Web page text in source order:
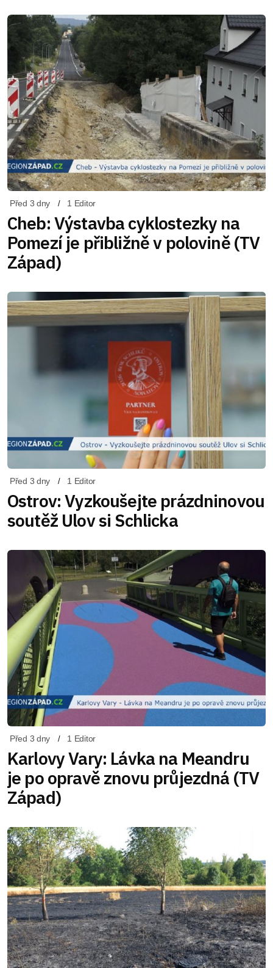
Před 3 dny 1 Editor
Cheb: Výstavba cyklostezky na
Pomezí je přibližně v polovině (TV
Západ)
Před 3 dny 1 Editor
Ostrov: Vyzkoušejte prázdninovou
soutěž Ulov si Schlicka
Před 3 dny 1 Editor
Karlovy Vary: Lávka na Meandru
je po opravě znovu průjezdná (TV
Západ)